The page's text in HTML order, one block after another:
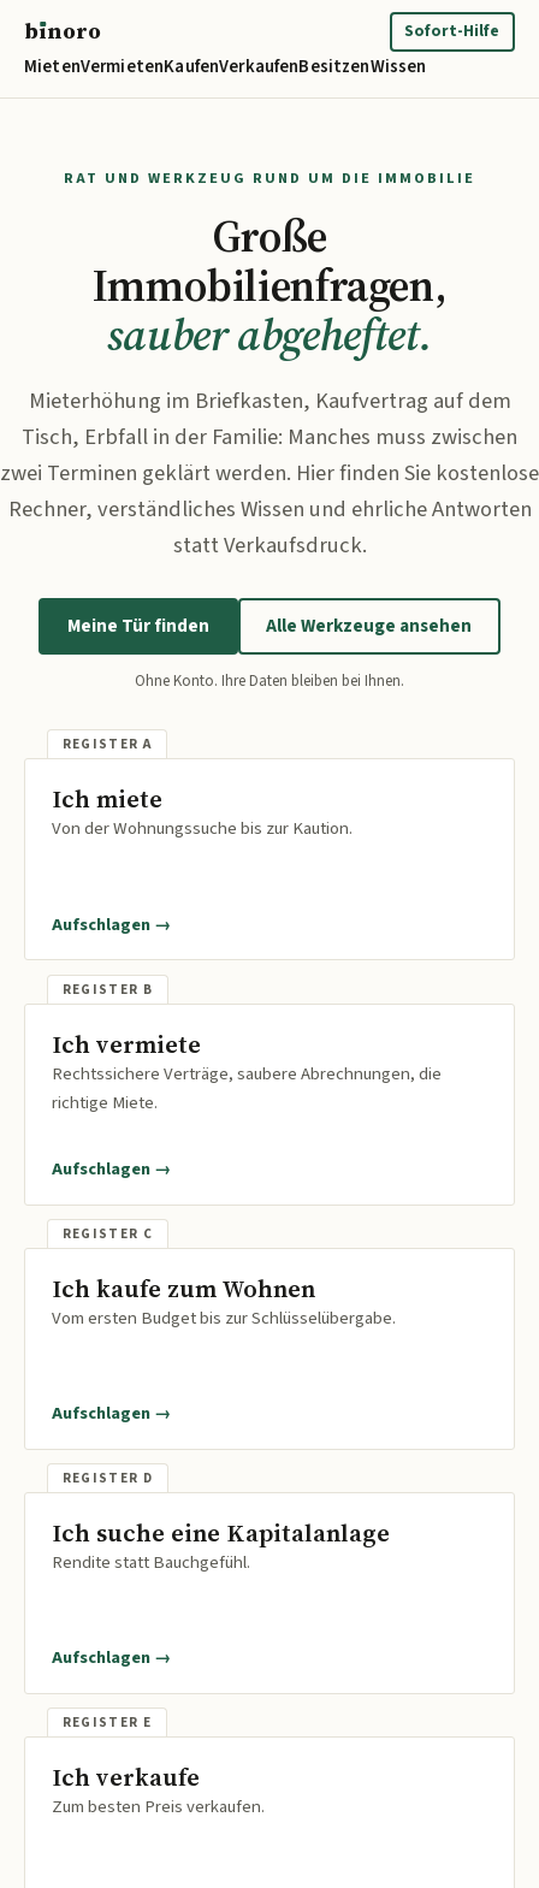
bınoro
MietenVermietenKaufenVerkaufenBesitzenWissen
Sofort-Hilfe
RAT UND WERKZEUG RUND UM DIE IMMOBILIE
Große
Immobilienfragen,
sauber abgeheftet.
Mieterhöhung im Briefkasten, Kaufvertrag auf dem
Tisch, Erbfall in der Familie: Manches muss zwischen
zwei Terminen geklärt werden. Hier finden Sie kostenlose
Rechner, verständliches Wissen und ehrliche Antworten
statt Verkaufsdruck.
Meine Tür finden Alle Werkzeuge ansehen
Ohne Konto. Ihre Daten bleiben bei Ihnen.
Ich miete
Von der Wohnungssuche bis zur Kaution.
Aufschlagen →
Ich vermiete
Rechtssichere Verträge, saubere Abrechnungen, die
richtige Miete.
Aufschlagen →
Ich kaufe zum Wohnen
Vom ersten Budget bis zur Schlüsselübergabe.
Aufschlagen →
Ich suche eine Kapitalanlage
Rendite statt Bauchgefühl.
Aufschlagen →
Ich verkaufe
Zum besten Preis verkaufen.